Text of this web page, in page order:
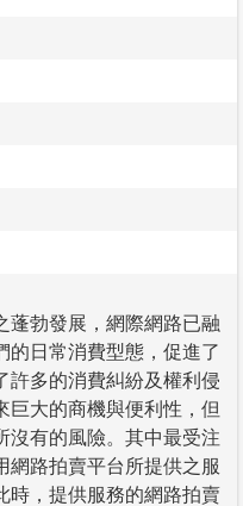
蓬勃發展，網際網路已融
的日常消費型態，促進了
許多的消費糾紛及權利侵
巨大的商機與便利性，但
沒有的風險。其中最受注
網路拍賣平台所提供之服
時，提供服務的網路拍賣